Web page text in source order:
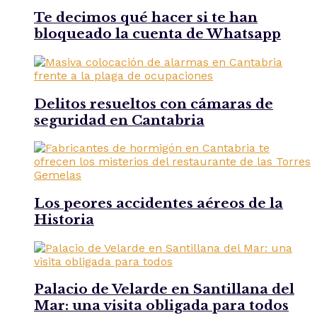
Te decimos qué hacer si te han
bloqueado la cuenta de Whatsapp
Delitos resueltos con cámaras de
seguridad en Cantabria
Los peores accidentes aéreos de la
Historia
Palacio de Velarde en Santillana del
Mar: una visita obligada para todos